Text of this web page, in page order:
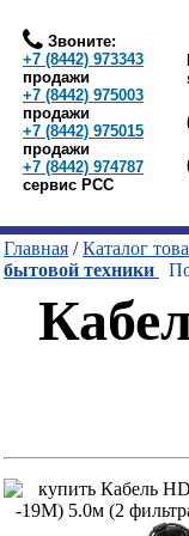
Звоните:
+7 (8442) 973343
продажи
+7 (8442) 975003
продажи
+7 (8442) 975015
продажи
+7 (8442) 974787
сервис РСС
Главная /Каталог
бытовой техники